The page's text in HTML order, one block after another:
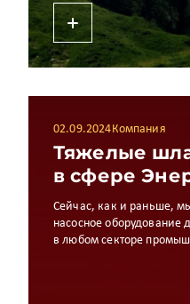
02.09.2024Компания
Тяжелые
в сфере
​​​​​​​Сейчас, как и раньше,
насосное
в любом секторе